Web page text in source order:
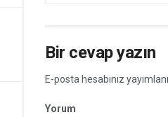
Bir cevap yazın
E-posta hesabınız
Yorum